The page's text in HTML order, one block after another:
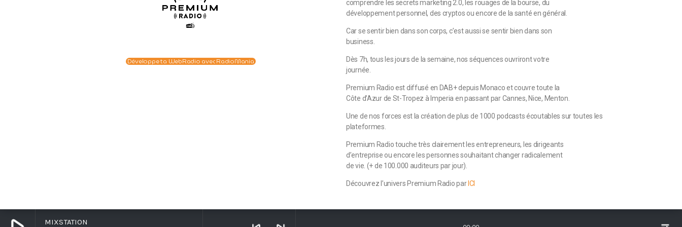
MIXSTATION
Développe ta WebRadio avec RadioMania
comprendre les secrets marketing 2.0, les rouages de la bourse, du
développement personnel, des cryptos ou encore de la santé en général.
Car se sentir bien dans son corps, c’est aussi se sentir bien dans son
business.
Dès 7h, tous les jours de la semaine, nos séquences ouvriront votre
journée.
Premium Radio est diffusé en DAB+ depuis Monaco et couvre toute la
Côte d’Azur de St-Tropez à Imperia en passant par Cannes, Nice, Menton.
Une de nos forces est la création de plus de 1000 podcasts écoutables sur toutes les
plateformes.
Premium Radio touche très clairement les entrepreneurs, les dirigeants
d’entreprise ou encore les personnes souhaitant changer radicalement
de vie. (+ de 100.000 auditeurs par jour).
Découvrez l’univers Premium Radio par ICI